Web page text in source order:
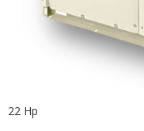
22 Hp